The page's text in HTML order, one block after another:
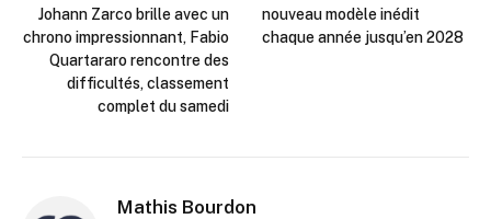
Johann Zarco brille avec un
chrono impressionnant, Fabio
Quartararo rencontre des
difficultés, classement
complet du samedi
nouveau modèle inédit
chaque année jusqu’en 2028
Mathis Bourdon